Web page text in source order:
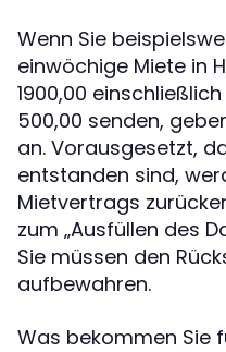
Wenn Sie
einwöchige Miete in
1900,00
500,00 senden,
an. Vorausgesetzt,
entstanden sind,
Mietvertrags
zum „Ausfüllen des
Sie müssen den
aufbewahren.
Was bekommen Sie